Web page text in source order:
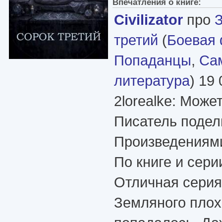
Впечатления о книге:
Civilizator про
третий (Боевая
Попаданцы,
литература) 19
2lorealke:
Писатель
По книге и
Отличная
Земляного